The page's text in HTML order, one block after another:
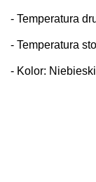
- Temperatura
- Temperatura
- Kolor: